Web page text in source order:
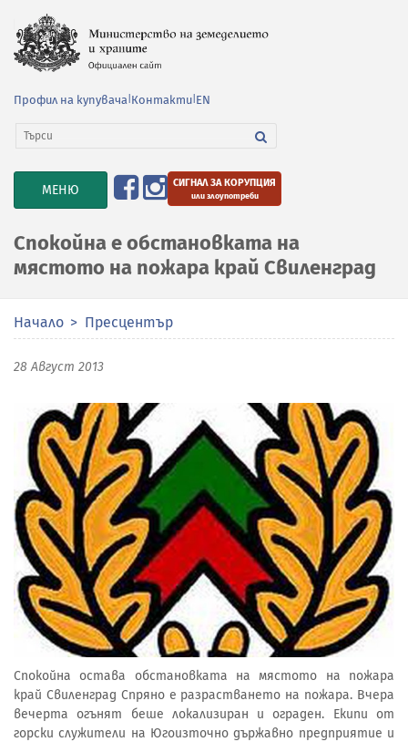
Профил на купувача Контакти EN
TOGGLE
NAVIGATION
МЕНЮ СИГНАЛ ЗА КОРУПЦИЯ
или злоупотреби
Спокойна е обстановката на
мястото на пожара край Свиленград
Начало Пресцентър
28 Август 2013
Спокойна остава обстановката на мястото на пожара
край Свиленград Спряно е разрастването на пожара. Вчера
вечерта огънят беше локализиран и ограден. Екипи от
горски служители на Югоизточно държавно предприятие и